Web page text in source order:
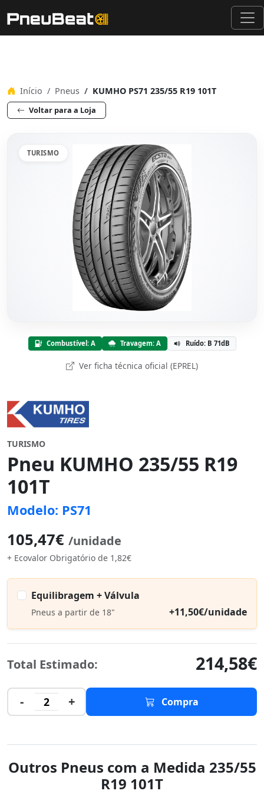
Início Pneus KUMHO PS71 235/55 R19 101T
Voltar para a Loja
TURISMO
Combustível: A Travagem: A Ruído: B 71dB
Ver ficha técnica oficial (EPREL)
TURISMO
Pneu KUMHO 235/55 R19
101T
Modelo: PS71
105,47€ /unidade
+ Ecovalor Obrigatório de 1,82€
Equilibragem + Válvula
Pneus a partir de 18" +11,50€/unidade
Total Estimado: 214,58€
- 2 + Compra
Outros Pneus com a Medida 235/55
R19 101T